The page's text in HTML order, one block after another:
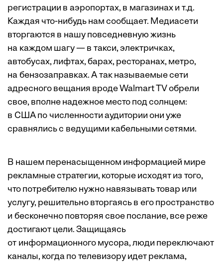
регистрации в аэропортах, в магазинах и т.д.
Каждая что-нибудь нам сообщает. Медиасети
вторгаются в нашу повседневную жизнь
на каждом шагу — в такси, электричках,
автобусах, лифтах, барах, ресторанах, метро,
на бензозаправках. А так называемые сети
адресного вещания вроде Walmart TV обрели
свое, вполне надежное место под солнцем:
в США по численности аудитории они уже
сравнялись с ведущими кабельными сетями.
В нашем перенасыщенном информацией мире
рекламные стратегии, которые исходят из того,
что потребителю нужно навязывать товар или
услугу, решительно вторгаясь в его пространство
и бесконечно повторяя свое послание, все реже
достигают цели. Защищаясь
от информационного мусора, люди переключают
каналы, когда по телевизору идет реклама,